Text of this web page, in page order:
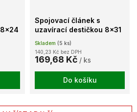
Spojovací článek s
uzavírací destičkou 8x31
Skladem (5 ks)
140,23 Kč bez DPH
169,68 Kč / ks
Do košíku